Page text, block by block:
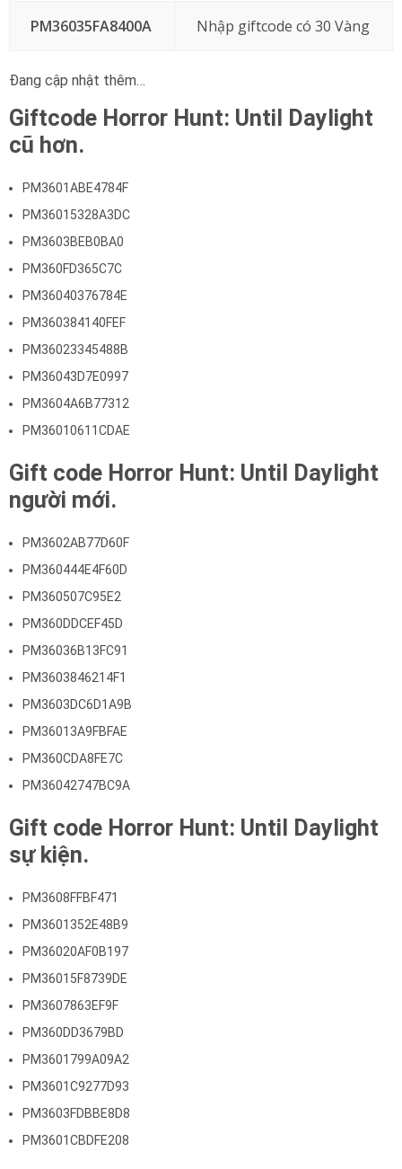
PM36035FA8400A Nhập giftcode có 30 Vàng
Đang cập nhật thêm…
Giftcode Horror Hunt: Until Daylight
cũ hơn.
PM3601ABE4784F
PM36015328A3DC
PM3603BEB0BA0
PM360FD365C7C
PM36040376784E
PM360384140FEF
PM36023345488B
PM36043D7E0997
PM3604A6B77312
PM36010611CDAE
Gift code Horror Hunt: Until Daylight
người mới.
PM3602AB77D60F
PM360444E4F60D
PM360507C95E2
PM360DDCEF45D
PM36036B13FC91
PM3603846214F1
PM3603DC6D1A9B
PM36013A9FBFAE
PM360CDA8FE7C
PM36042747BC9A
Gift code Horror Hunt: Until Daylight
sự kiện.
PM3608FFBF471
PM3601352E48B9
PM36020AF0B197
PM36015F8739DE
PM3607863EF9F
PM360DD3679BD
PM3601799A09A2
PM3601C9277D93
PM3603FDBBE8D8
PM3601CBDFE208